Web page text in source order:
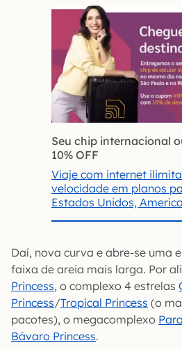
Seu chip internacional
10% OFF
Viaje com internet
velocidade em planos
Estados Unidos,
Daí, nova curva e abre-se uma
faixa de areia mais larga. Por
Princess, o complexo 4 estrelas
Princess/Tropical Princess (o
pacotes), o megacomplexo
Bávaro Princess.